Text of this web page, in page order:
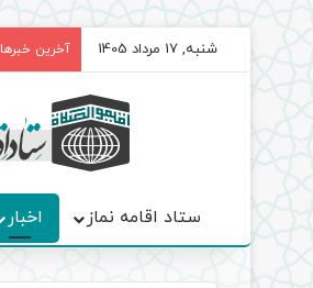
شنبه, 17 مرداد 1405 آخرین خبرها
ستاد اقامه نماز اخبار